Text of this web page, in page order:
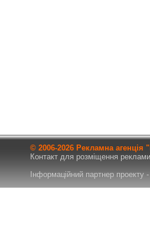
© 2006-2026 Рекламна
Контакт для розміщення
Інформаційний партнер проекту